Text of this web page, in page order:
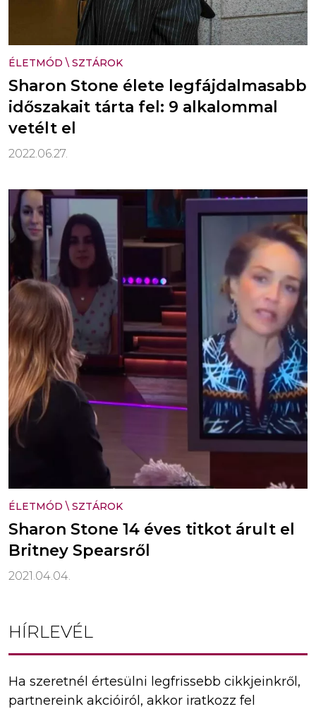
ÉLETMÓD \ SZTÁROK
Sharon Stone élete legfájdalmasabb
időszakait tárta fel: 9 alkalommal
vetélt el
2022.06.27.
ÉLETMÓD \ SZTÁROK
Sharon Stone 14 éves titkot árult el
Britney Spearsről
2021.04.04.
HÍRLEVÉL
Ha szeretnél értesülni legfrissebb cikkjeinkről,
partnereink akcióiról, akkor iratkozz fel